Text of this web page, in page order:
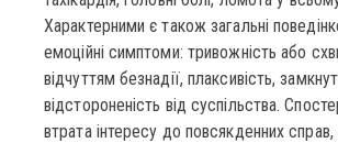
Характерними є також загальні
емоційні симптоми: тривожність або
відчуттям безнадії, плаксивість,
відстороненість від суспільства.
втрата інтересу до повсякденних справ,